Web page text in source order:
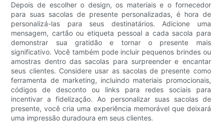
Depois de escolher o design, os materiais e o fornecedor
para suas sacolas de presente personalizadas, é hora de
personalizá-las para seus destinatários. Adicione uma
mensagem, cartão ou etiqueta pessoal a cada sacola para
demonstrar sua gratidão e tornar o presente mais
significativo. Você também pode incluir pequenos brindes ou
amostras dentro das sacolas para surpreender e encantar
seus clientes. Considere usar as sacolas de presente como
ferramenta de marketing, incluindo materiais promocionais,
códigos de desconto ou links para redes sociais para
incentivar a fidelização. Ao personalizar suas sacolas de
presente, você cria uma experiência memorável que deixará
uma impressão duradoura em seus clientes.